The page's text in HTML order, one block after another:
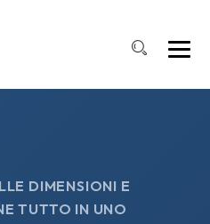
DIMENSIONI E
TUTTO IN UNO